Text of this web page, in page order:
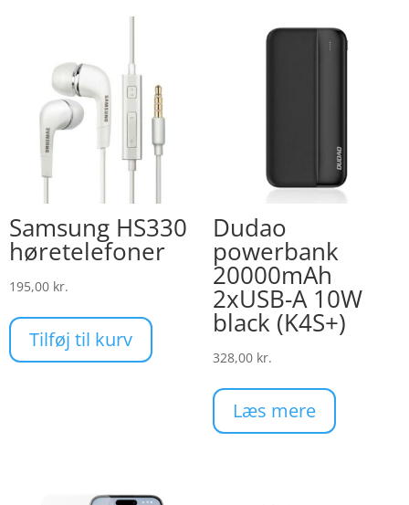
Samsung HS330
høretelefoner
195,00 kr.
Tilføj til kurv
Dudao
powerbank
20000mAh
2xUSB-A 10W
black (K4S+)
328,00 kr.
Læs mere